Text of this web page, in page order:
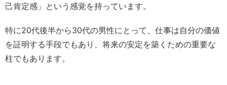
己肯定感」という感覚を持っています。
特に20代後半から30代の男性にとって、仕事は自分の価値
を証明する手段でもあり、将来の安定を築くための重要な
柱でもあります。